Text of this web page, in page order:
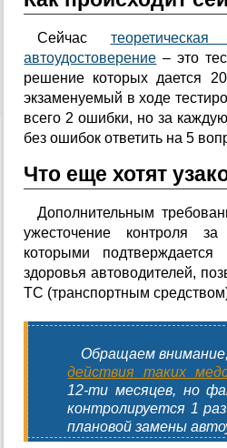
Сейчас
автоудостоверение – это
решение которых дается
экзаменуемый в ходе
всего 2 ошибки, но за
без ошибок ответить на 5
Что еще хотят
Дополнительным
ужесточение контроля
которыми подтверждается
здоровья автоводителей,
ТС (транспортным
Обращаем
действия таких
12-ти месяцев, но
контролируется 1
плановой замены